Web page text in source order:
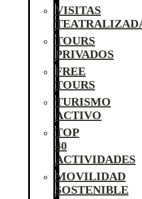
VISITAS
TOURS
PRIVADOS
FREE
TOURS
TURISMO
ACTIVO
TOP
40
ACTIVIDADES
MOVILIDAD
SOSTENIBLE